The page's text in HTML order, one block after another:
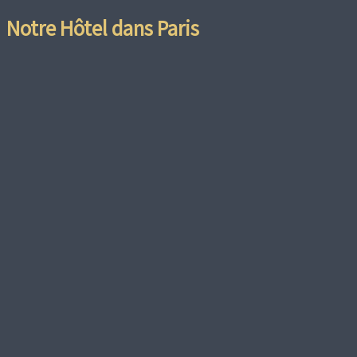
Notre Hôtel dans Paris